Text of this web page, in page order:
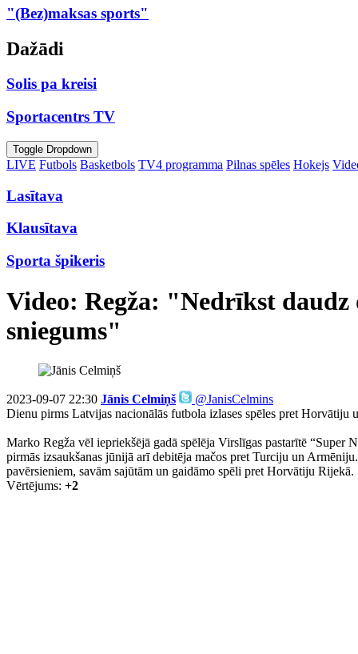
"(Bez)maksas sports"
Dažādi
Solis pa kreisi
Sportacentrs TV
Toggle Dropdown
LIVE Futbols Basketbols TV4 programma Pilnas spēles Hokejs
Lasītava
Klausītava
Sporta špikeris
Video: Regža: "Nedrīkst daudz
sniegums"
2023-09-07 22:30 Jānis Celmiņš
@JanisCelmins
Dienu pirms Latvijas nacionālās futbola izlases spēles pret
Marko Regža vēl iepriekšējā gadā spēlēja Virslīgas pastarītē “Super
pirmās izsaukšanas jūnijā arī debitēja mačos pret Turciju un
pavērsieniem, savām sajūtām un gaidāmo spēli pret Horvātiju Rijekā.
Vērtējums: +2